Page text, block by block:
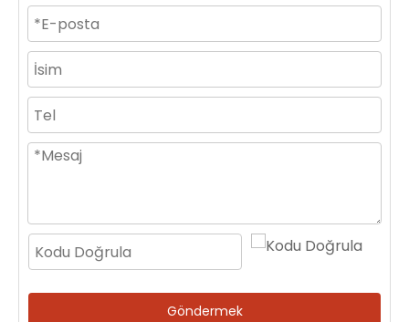
Göndermek